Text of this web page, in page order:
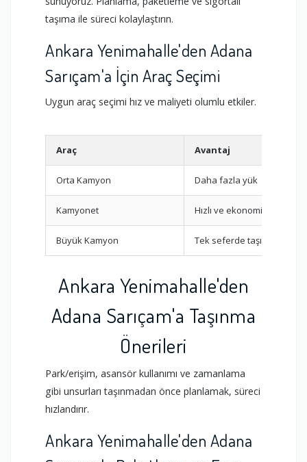
taşıma ile süreci kolaylaştırın.
Ankara Yenimahalle'den Adana
Sarıçam'a İçin Araç Seçimi
Uygun araç seçimi hız ve maliyeti olumlu etkiler.
Araç Avantaj
Orta Kamyon Daha fazla yük
Kamyonet Hızlı ve ekonomik
Büyük Kamyon Tek seferde taşıma
Ankara Yenimahalle'den
Adana Sarıçam'a Taşınma
Önerileri
Park/erişim, asansör kullanımı ve zamanlama
gibi unsurları taşınmadan önce planlamak, süreci
hızlandırır.
Ankara Yenimahalle'den Adana